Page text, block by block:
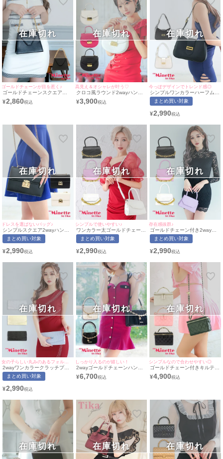
ゴールドチェーンが目を惹く♪
ゴールドチェーンスクエア
2wayハンドミニバッグ
¥2,860
在庫切れ
高見え＆オシャレが叶う♡
クロコ風ラウンド2wayハンド
ミニバッグ
¥3,900
在庫切れ
今っぽデザインでトレンド感◎
シンプルワンカラーハーフムー
ンバッグ[myMinette/マイミネ
ット]まとめ買い対象
¥2,990
在庫切れ
ドレスを選ばないバッグ♪
シンプルスクエア2wayハンド
ミニバッグ[myMinette/マイミ
ネット]
まとめ買い対象
¥2,990
在庫切れ
シンプルで使いやすい♪
ワンカラー太ゴールドチェーン
付き2wayプチプラミニバッグ
[myMinette/マイミネット]
まとめ買い対象
¥2,990
在庫切れ
存在感抜群♪
ゴールドチェーン付き2wayプ
チプラミニバッグ[myMinette/
マイミネット]
まとめ買い対象
¥2,990
在庫切れ
2wayワンカラークラッチプリ
ーツ風プチプラオケージョンミ
ニバッグ[myMinette/マイミネ
まとめ買い対象
¥2,990
在庫切れ
しっかり入るのが嬉しい！
2wayゴールドチェーンハンド
ミニバッグ
¥6,700
在庫切れ
シンプルなので合わせやすい◎
ゴールドチェーン付きキルティ
ングバニティ2Wayミニバッグ
¥4,900
在庫切れ
在庫切れ 在庫切れ 在庫切れ